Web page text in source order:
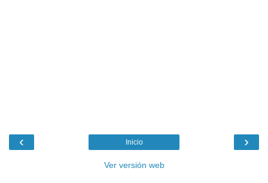
‹ ›
Inicio
Ver versión web